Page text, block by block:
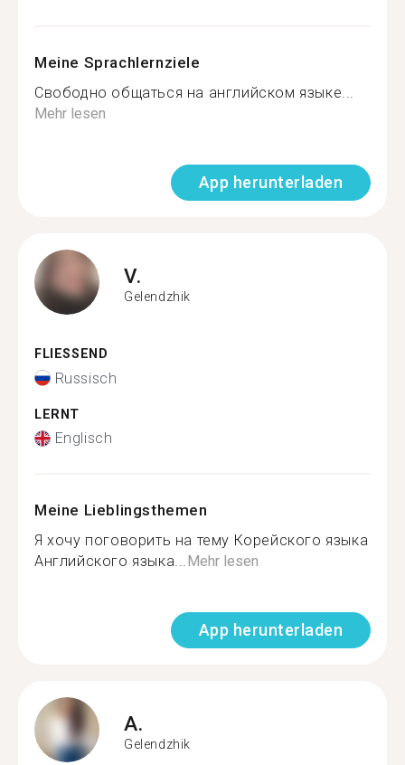
Meine Sprachlernziele
Свободно общаться на английском языке...
Mehr lesen
App herunterladen
V.
Gelendzhik
FLIESSEND
Russisch
LERNT
Englisch
Meine Lieblingsthemen
Я хочу поговорить на тему Корейского языка
Английского языка...Mehr lesen
App herunterladen
A.
Gelendzhik